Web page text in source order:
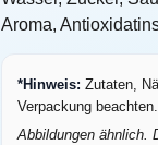
Aroma,
*Hinweis: Zutaten,
Verpackung beachten.
Abbildungen ähnlich.